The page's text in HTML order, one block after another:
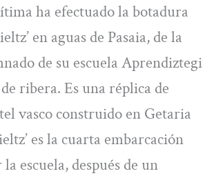
ha efectuado la botadura
en aguas de Pasaia, de la
de su escuela Aprendiztegi
ribera. Es una réplica de
vasco construido en Getaria
es la cuarta embarcación
escuela, después de un